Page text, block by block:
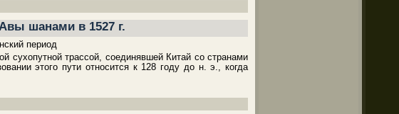
шанами в 1527 г.
период
сухопутной трассой, соединявшей Китай со странами
этого пути относится к 128 году до н. э., когда